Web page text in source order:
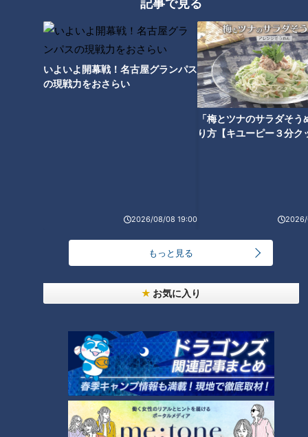
記事で見る
いよいよ開幕戦！名古屋グランパス
の現戦力をおさらい
2026/08/08 19:00
「梅とツナのサラダそう
り方【キユーピー３分ク
2026/
もっと見る
お気に入り
「サンデードラゴンズ」より高橋宏斗投手(C)CBCテレビ
昨年ドラゴンズにドラフト1位で入団した高橋宏斗投手も一年
『一年前の自分と比べると畔柳の方が上回っている。彼の投球
岐阜を代表するふたりのスラッガー